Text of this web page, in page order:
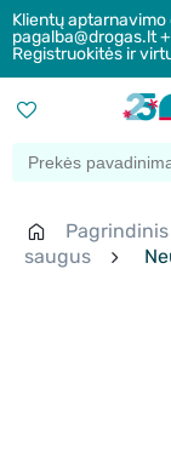
Klientų
pagalba@drogas.lt
Registruokitės ir
Pagrindinis
saugus